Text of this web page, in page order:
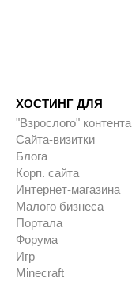
ХОСТИНГ ДЛЯ
"Взрослого" контента
Сайта-визитки
Блога
Корп. сайта
Интернет-магазина
Малого бизнеса
Портала
Форума
Игр
Minecraft